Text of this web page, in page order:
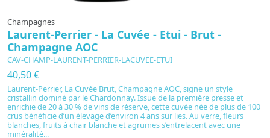
Champagnes
Laurent-Perrier - La Cuvée - Etui - Brut -
Champagne AOC
CAV-CHAMP-LAURENT-PERRIER-LACUVEE-ETUI
40,50 €
Laurent-Perrier, La Cuvée Brut, Champagne AOC, signe un style
cristallin dominé par le Chardonnay. Issue de la première presse et
enrichie de 20 à 30 % de vins de réserve, cette cuvée née de plus de 100
crus bénéficie d’un élevage d’environ 4 ans sur lies. Au verre, fleurs
blanches, fruits à chair blanche et agrumes s’entrelacent avec une
minéralité...